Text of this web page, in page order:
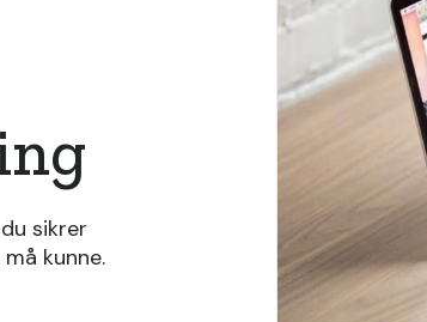
sikrer
kunne.